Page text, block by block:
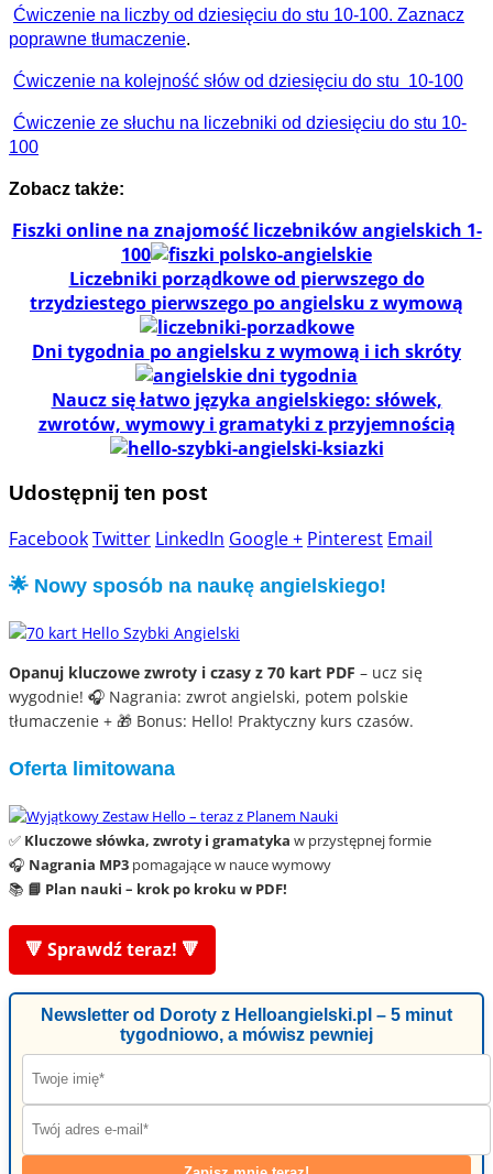
Ćwiczenie na liczby od dziesięciu do stu 10-100. Zaznacz
poprawne tłumaczenie.
Ćwiczenie na kolejność słów od dziesięciu do stu 10-100
Ćwiczenie ze słuchu na liczebniki od dziesięciu do stu 10-
100
Zobacz także:
Fiszki online na znajomość liczebników angielskich 1-
100
Liczebniki porządkowe od pierwszego do
trzydziestego pierwszego po angielsku z wymową
Dni tygodnia po angielsku z wymową i ich skróty
Naucz się łatwo języka angielskiego: słówek,
zwrotów, wymowy i gramatyki z przyjemnością
Udostępnij ten post
FacebookTwitter LinkedIn Google + Pinterest Email
🌟 Nowy sposób na naukę angielskiego!
Opanuj kluczowe zwroty i czasy z 70 kart PDF – ucz się
wygodnie! 🎧 Nagrania: zwrot angielski, potem polskie
tłumaczenie + 🎁 Bonus: Hello! Praktyczny kurs czasów.
Oferta limitowana
✅ Kluczowe słówka, zwroty i gramatyka w przystępnej formie
🎧 Nagrania MP3 pomagające w nauce wymowy
📚 📘 Plan nauki – krok po kroku w PDF!
🔻 Sprawdź teraz! 🔻
Newsletter od Doroty z Helloangielski.pl – 5 minut
tygodniowo, a mówisz pewniej